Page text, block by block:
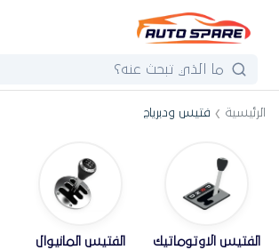
الرئيسية فتيس ودبرياج
الفتيس الاوتوماتيك الفتيس المانيوال